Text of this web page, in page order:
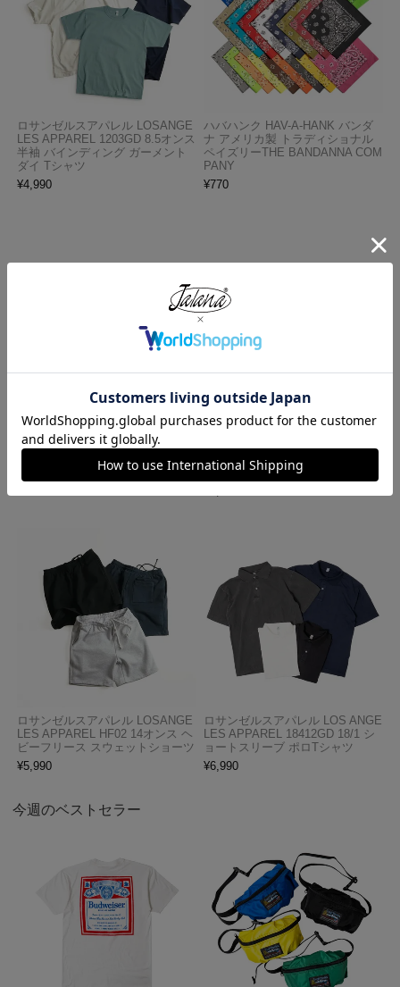
ロサンゼルスアパレル LOSANGE
LES APPAREL 1203GD 8.5オンス
半袖 バインディング ガーメント
ダイ Tシャツ
¥4,990
ハバハンク HAV-A-HANK バンダ
ナ アメリカ製 トラディショナル
ペイズリーTHE BANDANNA COM
PANY
¥770
レッドキャップ REDKAP #PT20
インダストリアル ワークパンツ
¥7,700
プロクラブ PRO CLUB ヘビーウ
ェイト コットン 半袖 クルーネッ
ク Tシャツ
ロサンゼルスアパレル LOSANGE
LES APPAREL HF02 14オンス ヘ
ビーフリース スウェットショーツ
¥5,990
ロサンゼルスアパレル LOS ANGE
LES APPAREL 18412GD 18/1 シ
ョートスリーブ ポロTシャツ
¥6,990
今週のベストセラー